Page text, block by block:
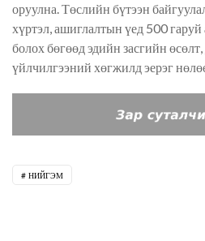
оруулна. Төслийн бүтээн
хүртэл, ашиглалтын үед 500
болох бөгөөд эдийн засгийн
үйлчилгээний хөгжилд эерэг
НИЙГЭМ